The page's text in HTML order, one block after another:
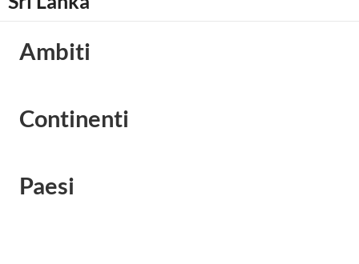
Ambiti
Continenti
Paesi